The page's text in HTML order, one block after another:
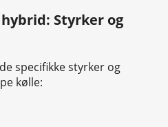
Styrker og
specifikke styrker og
kølle: